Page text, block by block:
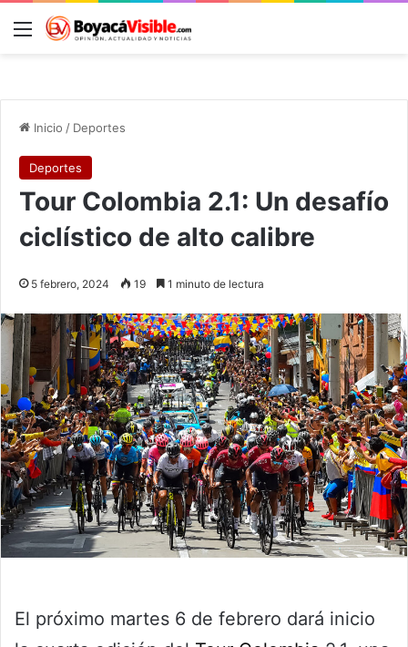
Menú
Inicio / Deportes
Deportes
Tour Colombia 2.1: Un desafío
ciclístico de alto calibre
5 febrero, 2024 19 1 minuto de lectura
El próximo martes 6 de febrero dará inicio